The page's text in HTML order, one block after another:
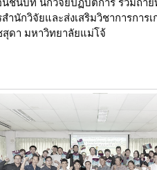
นักวิจัยและส่งเสริมวิชาการก
สุดา มหาวิทยาลัยแม่โจ้